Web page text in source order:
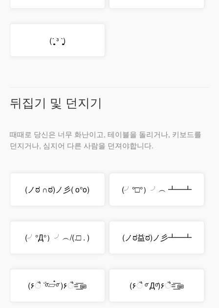
(ˊ̥̥̥̥̥ ³ ˋ̥̥̥̥̥)
뒤집기 및 던지기
때때로 당신은 너무 화난이고, 테이블을 돌리거나, 키보드를
던지거나, 심지어 다른 사람을 던져야합니다.
(ノಠ ∩ಠ)ノ彡( o°o) (╯°□°）╯︵ ┻━┻
(╯°Д°）╯︵/(.□ . ) (ノಠ益ಠ)ノ彡┻━┻
(۶ૈ ۜ ᵒ̌▱๋ᵒ̌ )۶ૈ=͟͟͞͞ ⌨ (۶ૈ ᵒ̌ Дᵒ̌)۶ૈ=͟͟͞͞ ⌨